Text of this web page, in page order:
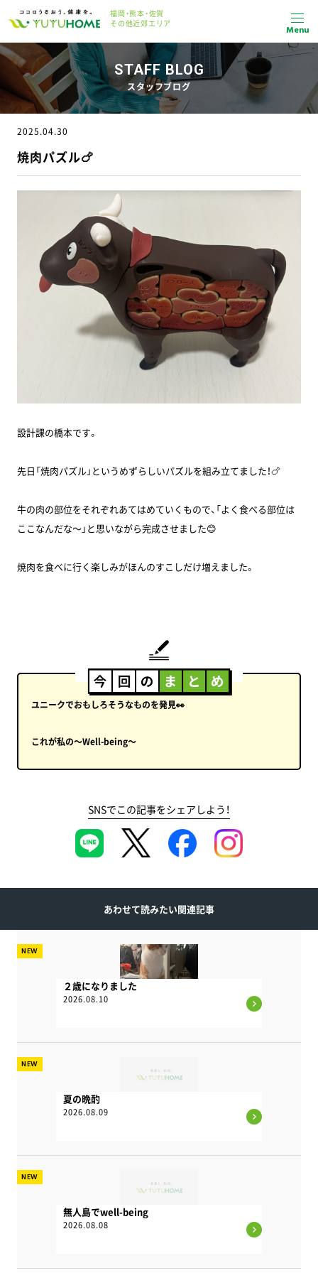
福岡・熊本・佐賀
その他近郊エリア
Menu
STAFF BLOG
スタッフブログ
2025.04.30
焼肉パズル🍗
設計課の橋本です。
先日「焼肉パズル」というめずらしいパズルを組み立てました！🍗
牛の肉の部位をそれぞれあてはめていくもので、「よく食べる部位は
ここなんだな～」と思いながら完成させました😊
焼肉を食べに行く楽しみがほんのすこしだけ増えました。
ユニークでおもしろそうなものを発見👀
これが私の～Well-being～
SNSでこの記事をシェアしよう！
あわせて読みたい関連記事
２歳になりました
2026.08.10
NEW
夏の晩酌
2026.08.09
NEW
無人島でwell-being
2026.08.08
NEW